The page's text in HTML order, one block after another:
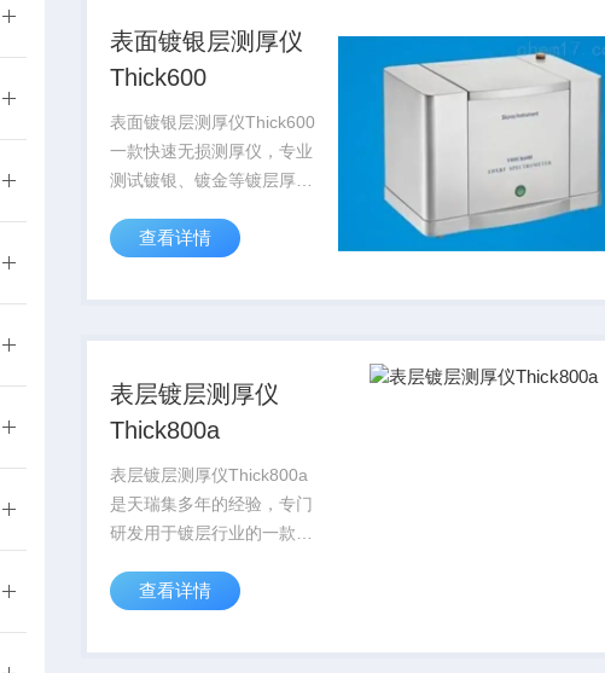
表面镀银层测厚仪
Thick600
表面镀银层测厚仪Thick600
一款快速无损测厚仪，专业
测试镀银、镀金等镀层厚
多年镀层测厚检测技术和经
齐全的测试软件、友好的操
查看详情
表层镀层测厚仪
Thick800a
表层镀层测厚仪Thick800a
是天瑞集多年的经验，专门
研发用于镀层行业的一款快
自动软件操作，可多点测试
析），由软件控制仪器的测
查看详情